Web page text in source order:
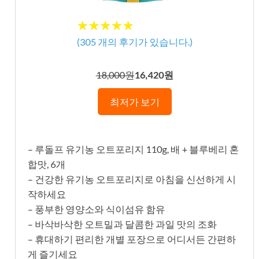
★★★★★
★★★★★
(305개의 후기가 있습니다.)
18,000원16,420원
최저가 보기
– 루돌프 유기농 오트포리지 110g, 배 + 블루베리 혼
합맛, 6개
– 건강한 유기농 오트포리지로 아침을 신선하게 시
작하세요
– 풍부한 영양소와 식이섬유 함유
– 바삭바삭한 오트밀과 달콤한 과일 맛의 조화
– 휴대하기 편리한 개별 포장으로 어디서든 간편하
게 즐기세요